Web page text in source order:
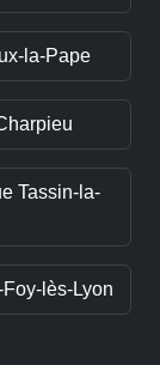
la-Pape
Tassin-la-
lès-Lyon